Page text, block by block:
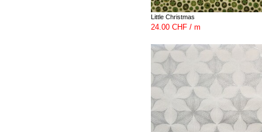
Little Christmas
24.00 CHF / m